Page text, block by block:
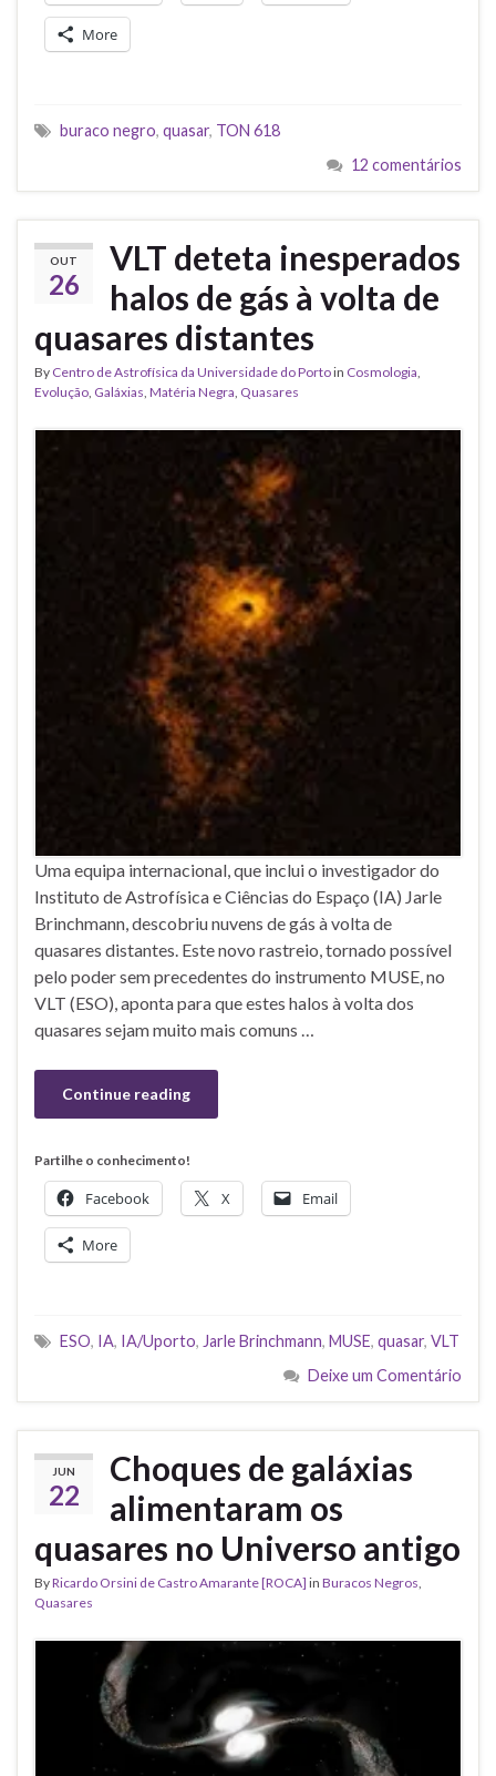
More
buraco negro, quasar, TON 618
12 comentários
OUT
26
VLT deteta inesperados
halos de gás à volta de
quasares distantes
By Centro de Astrofísica da Universidade do Portoin Cosmologia,
Evolução, Galáxias, Matéria Negra, Quasares
Uma equipa internacional, que inclui o investigador do
Instituto de Astrofísica e Ciências do Espaço (IA) Jarle
Brinchmann, descobriu nuvens de gás à volta de
quasares distantes. Este novo rastreio, tornado possível
pelo poder sem precedentes do instrumento MUSE, no
VLT (ESO), aponta para que estes halos à volta dos
quasares sejam muito mais comuns …
Continue reading
Partilhe o conhecimento!
Facebook X Email
More
ESO, IA, IA/Uporto, Jarle Brinchmann, MUSE, quasar, VLT
Deixe um Comentário
JUN
22
Choques de galáxias
alimentaram os
quasares no Universo antigo
ByRicardo Orsini de Castro Amarante [ROCA] in Buracos Negros,
Quasares